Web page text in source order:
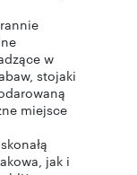
w
stojaki
miejsce
jak i